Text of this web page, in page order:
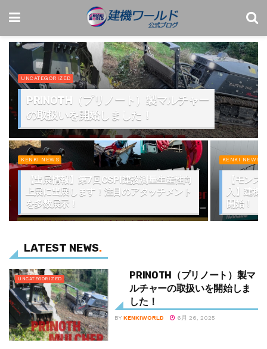
UNCATEGORIZED
PRINOTH（プリノート）製マルチャー
の取扱いを開始しました！
KENKI NEWS
【出展情報】第7回CSPI建設測量生産性向
上展に出展します！注目のアタッチメント
を多数展示！
KENKI NEWS
【モン
入】建機
開始！
LATEST NEWS.
UNCATEGORIZED
PRINOTH（プリノート）製マ
ルチャーの取扱いを開始しま
した！
BY KENKIWORLD 6月 26, 2025